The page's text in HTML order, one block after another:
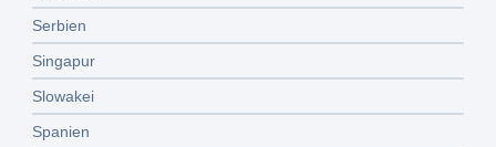
Serbien
Singapur
Slowakei
Spanien